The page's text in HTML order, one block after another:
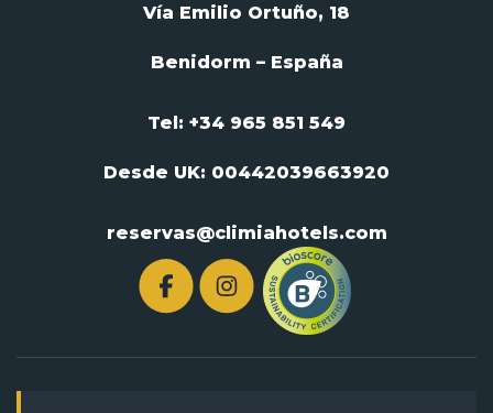
Vía Emilio Ortuño, 18
Benidorm – España
Tel: +34 965 851 549
Desde UK: 00442039663920
reservas@climiahotels.com